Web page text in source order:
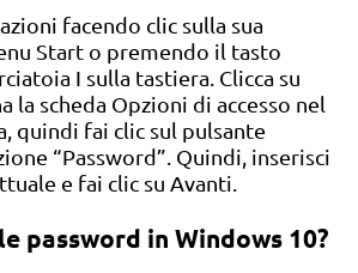
facendo clic sulla sua
Start o premendo il tasto
I sulla tastiera. Clicca su
la scheda Opzioni di accesso nel
quindi fai clic sul pulsante
“Password”. Quindi, inserisci
e fai clic su Avanti.
password in Windows 10?